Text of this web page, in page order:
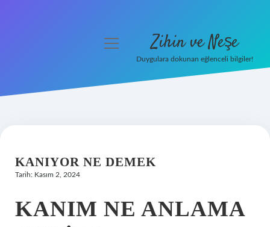
Hakkımızda
menüyü
Zihin ve Neşe
Duygulara dokunan eğlenceli bilgiler!
KANIYOR NE DEMEK
Tarih: Kasım 2, 2024
KANIM NE ANLAMA